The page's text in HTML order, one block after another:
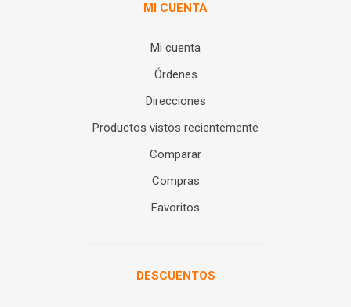
MI CUENTA
Mi cuenta
Órdenes
Direcciones
Productos vistos recientemente
Comparar
Compras
Favoritos
DESCUENTOS